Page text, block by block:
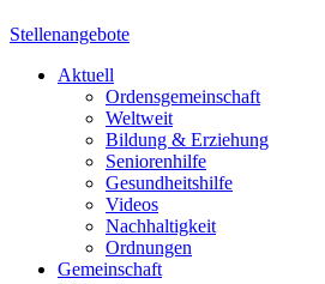
Stellenangebote
Aktuell
Ordensgemeinschaft
Weltweit
Bildung & Erziehung
Seniorenhilfe
Gesundheitshilfe
Videos
Nachhaltigkeit
Ordnungen
Gemeinschaft